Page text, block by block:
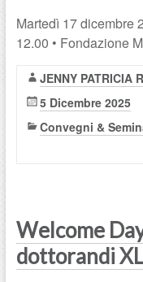
Martedì 17 dicembre
12.00 • Fondazione
JENNY PATRICIA
5 Dicembre 2025
Convegni &
Welcome
dottorandi